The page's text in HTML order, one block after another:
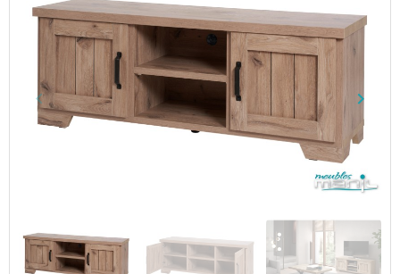
Précédent
keyboard_arrow_left keyboard_arrow_right